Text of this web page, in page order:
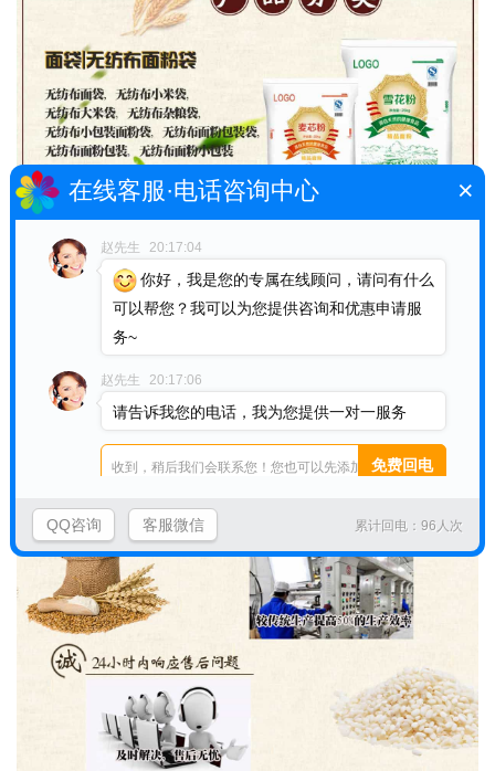
在线客服·电话咨询中心 ×
赵先生 20:17:04
你好，我是您的专属在线顾问，请问有什么
可以帮您？我可以为您提供咨询和优惠申请服
务~
赵先生 20:17:06
请告诉我您的电话，我为您提供一对一服务
累计回电：96人次
QQ咨询 客服微信